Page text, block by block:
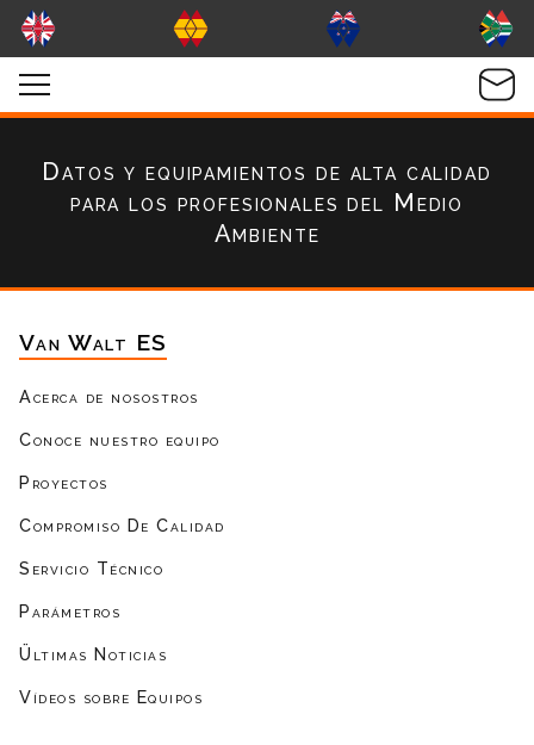
Datos y equipamientos de alta calidad
para los profesionales del Medio
Ambiente
Van Walt ES
Acerca de nosostros
Conoce nuestro equipo
Proyectos
Compromiso De Calidad
Servicio Técnico
Parámetros
Ültimas Noticias
Vídeos sobre Equipos